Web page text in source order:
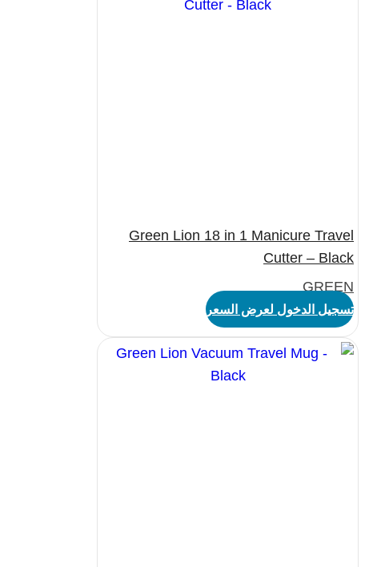
Green Lion 18 in 1 Manicure Travel
Cutter – Black
GREEN
تسجيل الدخول لعرض السعر